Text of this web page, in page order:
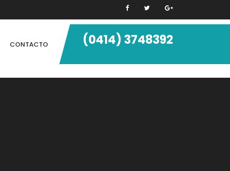
CONTACTO (0414) 3748392